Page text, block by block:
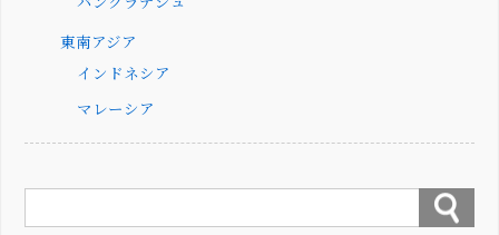
東南アジア
インドネシア
マレーシア